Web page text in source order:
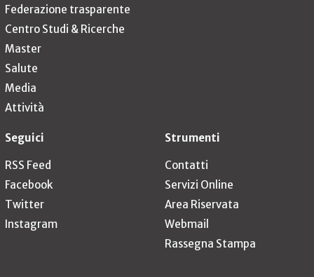
Federazione trasparente
Centro Studi & Ricerche
Master
Salute
Media
Attività
Seguici
RSS Feed
Facebook
Twitter
Instagram
Strumenti
Contatti
Servizi Online
Area Riservata
Webmail
Rassegna Stampa